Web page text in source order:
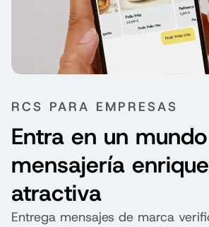
RCS PARA EMPRESAS
Entra en un
mensajería
atractiva
Entrega mensajes de marca